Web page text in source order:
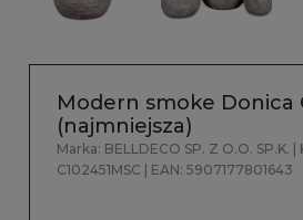
Modern smoke Donica
(najmniejsza)
Marka: BELLDECO SP. Z O.O. SP.K.
C102451MSC
| EAN: 5907177801643